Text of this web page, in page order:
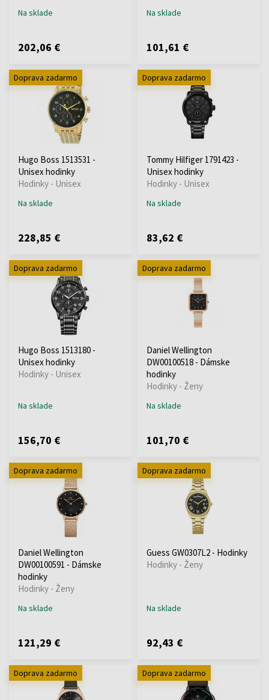
Na sklade
202,06 €
Na sklade
101,61 €
Doprava zadarmo
Hugo Boss 1513531 -
Unisex hodinky
Hodinky - Unisex
Na sklade
228,85 €
Doprava zadarmo
Tommy Hilfiger 1791423 -
Unisex hodinky
Hodinky - Unisex
Na sklade
83,62 €
Doprava zadarmo
Hugo Boss 1513180 -
Unisex hodinky
Hodinky - Unisex
Na sklade
156,70 €
Doprava zadarmo
Daniel Wellington
DW00100518 - Dámske
hodinky
Hodinky - Ženy
Na sklade
101,70 €
Doprava zadarmo
Daniel Wellington
DW00100591 - Dámske
hodinky
Hodinky - Ženy
Na sklade
121,29 €
Doprava zadarmo
Guess GW0307L2 - Hodinky
Hodinky - Ženy
Na sklade
92,43 €
Doprava zadarmo Doprava zadarmo